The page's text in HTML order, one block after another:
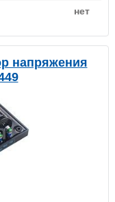
нет
напряжения